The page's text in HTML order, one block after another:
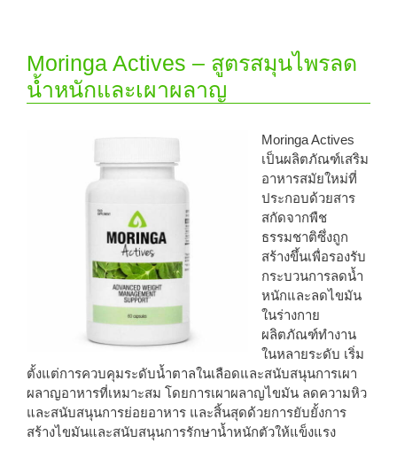
Moringa Actives – สูตรสมุนไพรลด
น้ำหนักและเผาผลาญ
Moringa Actives
เป็นผลิตภัณฑ์เสริม
อาหารสมัยใหม่ที่
ประกอบด้วยสาร
สกัดจากพืช
ธรรมชาติซึ่งถูก
สร้างขึ้นเพื่อรองรับ
กระบวนการลดน้ำ
หนักและลดไขมัน
ในร่างกาย
ผลิตภัณฑ์ทำงาน
ในหลายระดับ เริ่ม
ตั้งแต่การควบคุมระดับน้ำตาลในเลือดและสนับสนุนการเผา
ผลาญอาหารที่เหมาะสม โดยการเผาผลาญไขมัน ลดความหิว
และสนับสนุนการย่อยอาหาร และสิ้นสุดด้วยการยับยั้งการ
สร้างไขมันและสนับสนุนการรักษาน้ำหนักตัวให้แข็งแรง